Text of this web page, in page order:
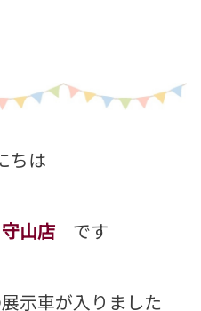
ちは
山店 です
示車が入りました